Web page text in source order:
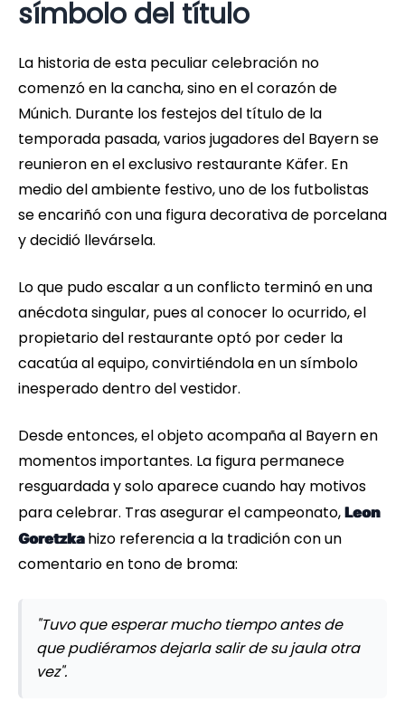
símbolo del título
La historia de esta peculiar celebración no
comenzó en la cancha, sino en el corazón de
Múnich. Durante los festejos del título de la
temporada pasada, varios jugadores del Bayern se
reunieron en el exclusivo restaurante Käfer. En
medio del ambiente festivo, uno de los futbolistas
se encariñó con una figura decorativa de porcelana
y decidió llevársela.
Lo que pudo escalar a un conflicto terminó en una
anécdota singular, pues al conocer lo ocurrido, el
propietario del restaurante optó por ceder la
cacatúa al equipo, convirtiéndola en un símbolo
inesperado dentro del vestidor.
Desde entonces, el objeto acompaña al Bayern en
momentos importantes. La figura permanece
resguardada y solo aparece cuando hay motivos
para celebrar. Tras asegurar el campeonato, Leon
Goretzkahizo referencia a la tradición con un
comentario en tono de broma:
"Tuvo que esperar mucho tiempo antes de
que pudiéramos dejarla salir de su jaula otra
vez".